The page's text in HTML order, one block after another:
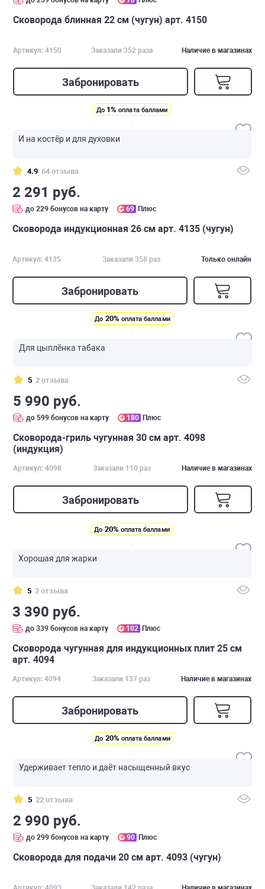
Сковорода блинная 22 см (чугун) арт. 4150
Артикул: 4150 Заказали 352 раза Наличие в магазинах
Забронировать
До 1% оплата баллами
И на костёр и для духовки
4.9 64 отзыва
2 291 руб.
до 229 бонусов на карту 69 Плюс
Сковорода индукционная 26 см арт. 4135 (чугун)
Артикул: 4135 Заказали 358 раз Только онлайн
Забронировать
До 20% оплата баллами
Для цыплёнка табака
5 2 отзыва
5 990 руб.
до 599 бонусов на карту 180 Плюс
Сковорода-гриль чугунная 30 см арт. 4098
(индукция)
Артикул: 4098 Заказали 110 раз Наличие в магазинах
Забронировать
До 20% оплата баллами
Хорошая для жарки
5 2 отзыва
3 390 руб.
до 339 бонусов на карту 102 Плюс
Сковорода чугунная для индукционных плит 25 см
арт. 4094
Артикул: 4094 Заказали 137 раз Наличие в магазинах
Забронировать
До 20% оплата баллами
Удерживает тепло и даёт насыщенный вкус
5 22 отзыва
2 990 руб.
до 299 бонусов на карту 90 Плюс
Сковорода для подачи 20 см арт. 4093 (чугун)